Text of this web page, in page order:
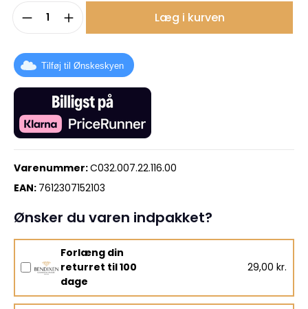
Produktmængde: Indtast det
Læg i kurven
Tilføj til Ønskeskyen
Varenummer:C032.007.22.116.00
EAN: 7612307152103
Ønsker du varen indpakket?
Forlæng din
returret til 100
dage
29,00 kr.